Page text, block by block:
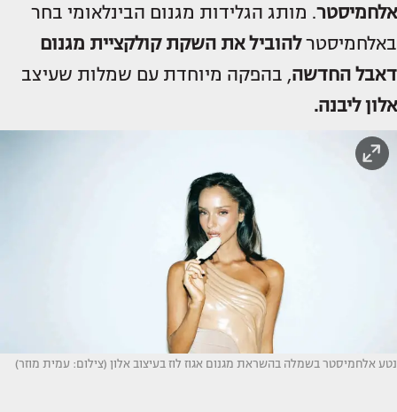
אלחמיסטר. מותג הגלידות מגנום הבינלאומי בחר
באלחמיסטרלהוביל את השקת קולקציית מגנום
דאבל החדשה, בהפקה מיוחדת עם שמלות שעיצב
אלון ליבנה.
נטע אלחמיסטר בשמלה בהשראת מגנום אגוז לוז בעיצוב אלון (צילום: עמית מוזר)